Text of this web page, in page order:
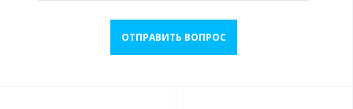
ОТПРАВИТЬ ВОПРОС